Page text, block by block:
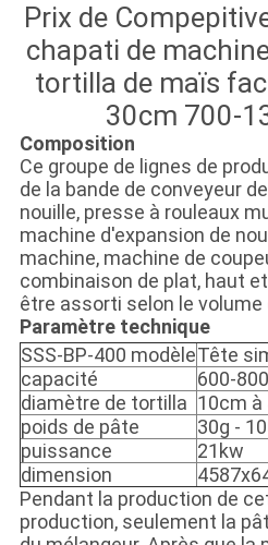
Prix de
chapati de
tortilla de maïs
30cm 700-
Composition
Ce groupe de lignes de
de la bande de conveyeur
nouille, presse à rouleaux
machine d'expansion de
machine, machine de
combinaison de plat, haut
être assorti selon le volume
Paramètre technique
SSS-BP-400 modèleTête
capacité
600-
diamètre de tortilla 10cm à
poids de pâte
30g -
puissance
21kw
dimension
Pendant la production de
production, seulement la